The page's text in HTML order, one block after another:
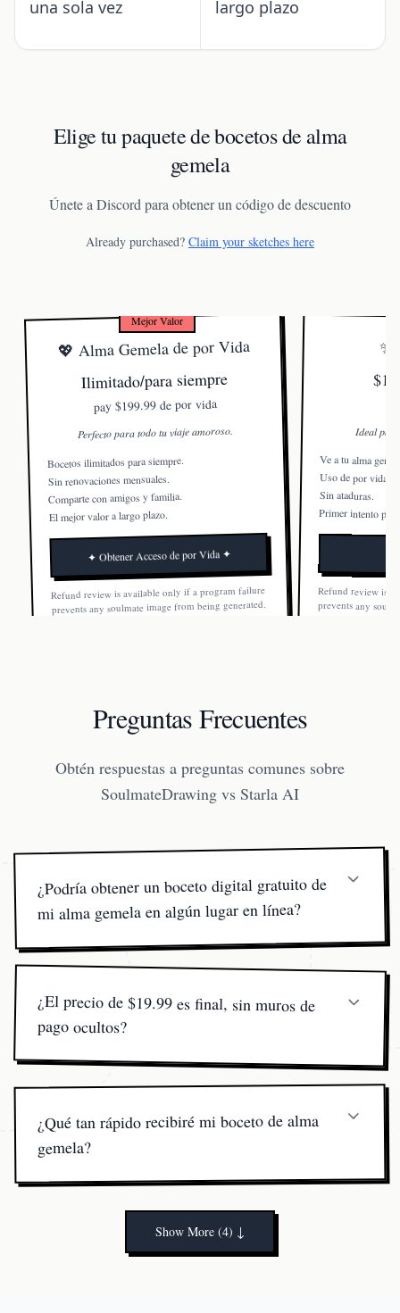
una sola vez largo plazo
Elige tu paquete de bocetos de alma
gemela
Únete a Discord para obtener un código de descuento
Already purchased? Claim your sketches here
Mejor Valor
💖 Alma Gemela de por Vida
Ilimitado/para siempre
pay $199.99 de por vida
Perfecto para todo tu viaje amoroso.
Bocetos ilimitados para siempre.
Sin renovaciones mensuales.
Comparte con amigos y familia.
El mejor valor a largo plazo.
✦ Obtener Acceso de por Vida ✦
Refund review is available only if a program failure
prevents any soulmate image from being generated.
Once a soulmate image is generated, the order is not
✨
Ideal
Ve a tu alma
Uso de por vida.
Sin ataduras.
Primer intento
Refund review is
prevents any
Once a soulmate
Preguntas Frecuentes
Obtén respuestas a preguntas comunes sobre
SoulmateDrawing vs Starla AI
¿Podría obtener un boceto digital gratuito de
mi alma gemela en algún lugar en línea?
boceto de alma gemela digital terminado—creado por IA
pequeña tarifa para que la calidad se mantenga premium
y la entrega sea rápida.
¿El precio de $19.99 es final, sin muros de
pago ocultos?
obtienes.
¿Qué tan rápido recibiré mi boceto de alma
gemela?
pago. Nuestro generador de dibujos de alma gemela
entrega rápidamente para que puedas empezar a
manifestar a tu alma gemela de inmediato.
Show More (4) ↓